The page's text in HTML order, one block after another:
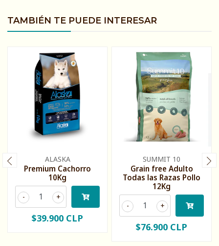
TAMBIÉN TE PUEDE INTERESAR
ALASKA
Premium Cachorro
10Kg
+
-
$39.900 CLP
SUMMIT 10
Grain free Adulto
Todas las Razas Pollo
12Kg
+
-
$76.900 CLP